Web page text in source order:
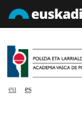
eu
es